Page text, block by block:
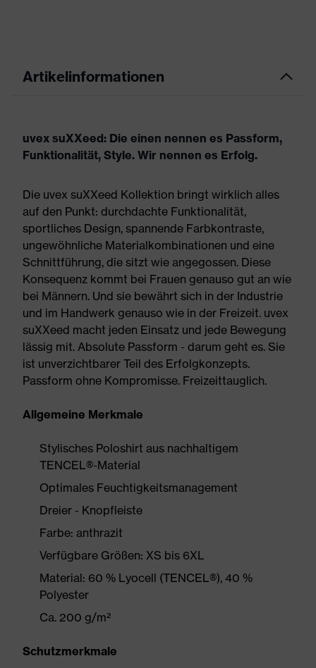
Artikelinformationen
uvex suXXeed: Die einen nennen es Passform,
Funktionalität, Style. Wir nennen es Erfolg.
Die uvex suXXeed Kollektion bringt wirklich alles
auf den Punkt: durchdachte Funktionalität,
sportliches Design, spannende Farbkontraste,
ungewöhnliche Materialkombinationen und eine
Schnittführung, die sitzt wie angegossen. Diese
Konsequenz kommt bei Frauen genauso gut an wie
bei Männern. Und sie bewährt sich in der Industrie
und im Handwerk genauso wie in der Freizeit. uvex
suXXeed macht jeden Einsatz und jede Bewegung
lässig mit. Absolute Passform - darum geht es. Sie
ist unverzichtbarer Teil des Erfolgkonzepts.
Passform ohne Kompromisse. Freizeittauglich.
Allgemeine Merkmale
Stylisches Poloshirt aus nachhaltigem
TENCEL®-Material
Optimales Feuchtigkeitsmanagement
Dreier - Knopfleiste
Farbe: anthrazit
Verfügbare Größen: XS bis 6XL
Material: 60 % Lyocell (TENCEL®), 40 %
Polyester
Ca. 200 g/m²
Schutzmerkmale